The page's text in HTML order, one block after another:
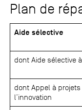
Plan de
Aide sélective
dont Aide sélective
dont Appel à projets
l’innovation